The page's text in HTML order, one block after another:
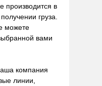
производится в
груза.
можете
вами
компания
линии,